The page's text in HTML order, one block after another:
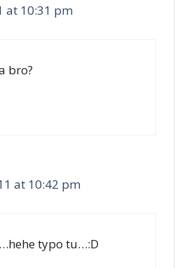
at 10:31 pm
bro?
at 10:42 pm
typo tu…:D